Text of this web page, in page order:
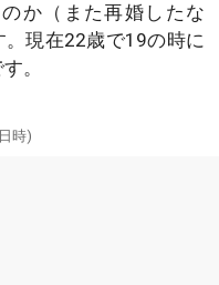
か（また再婚したな
現在22歳で19の時に
。
時)